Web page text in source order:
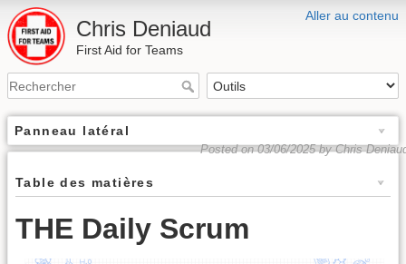
Aller au contenu
Chris Deniaud
First Aid for Teams
Panneau latéral
Posted on 03/06/2025 by Chris
Table des matières
THE Daily Scrum